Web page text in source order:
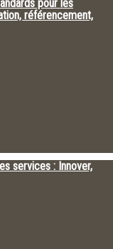
pour les
référencement,
services : Innover,